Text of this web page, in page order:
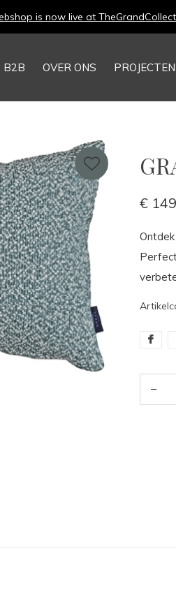
B2B OVER ONS PROJECTEN
is now live at
€